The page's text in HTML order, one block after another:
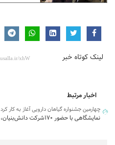
لینک کوتاه خبر
اخبار مرتبط
چهارمین جشنواره گیاهان دارویی آغاز به کار کرد
نمایشگاهی با حضور ۱۷۰شرکت دانش‌بنیان، ۵۵۰شرکت خلاق و ۱۱۰استارت‌آپ